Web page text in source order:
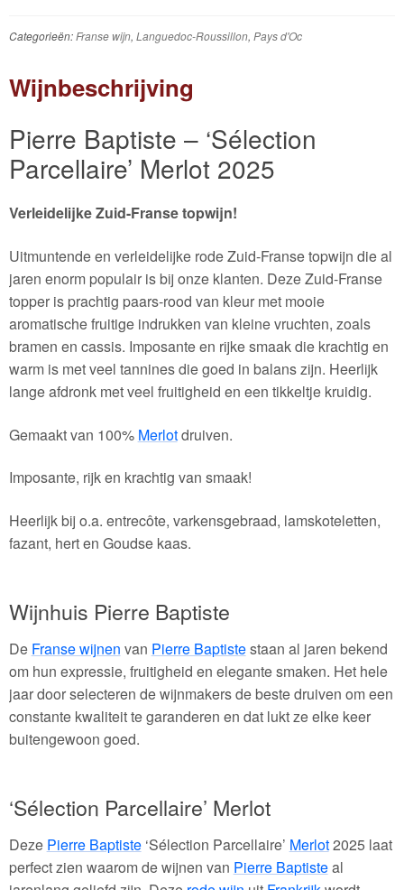
Categorieën:Franse wijn, Languedoc-Roussillon, Pays d'Oc
Wijnbeschrijving
Pierre Baptiste – ‘Sélection
Parcellaire’ Merlot 2025
Verleidelijke Zuid-Franse topwijn!
Uitmuntende en verleidelijke rode Zuid-Franse topwijn die al
jaren enorm populair is bij onze klanten. Deze Zuid-Franse
topper is prachtig paars-rood van kleur met mooie
aromatische fruitige indrukken van kleine vruchten, zoals
bramen en cassis. Imposante en rijke smaak die krachtig en
warm is met veel tannines die goed in balans zijn. Heerlijk
lange afdronk met veel fruitigheid en een tikkeltje kruidig.
Gemaakt van 100% Merlotdruiven.
Imposante, rijk en krachtig van smaak!
Heerlijk bij o.a. entrecôte, varkensgebraad, lamskoteletten,
fazant, hert en Goudse kaas.
Wijnhuis Pierre Baptiste
De Franse wijnen van Pierre Baptistestaan al jaren bekend
om hun expressie, fruitigheid en elegante smaken. Het hele
jaar door selecteren de wijnmakers de beste druiven om een
constante kwaliteit te garanderen en dat lukt ze elke keer
buitengewoon goed.
‘Sélection Parcellaire’ Merlot
Deze Pierre Baptiste‘Sélection Parcellaire’ Merlot2025 laat
perfect zien waarom de wijnen van Pierre Baptisteal